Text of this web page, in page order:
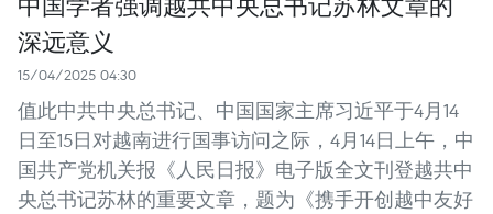
深远意义
15/04/2025 04:30
值此中共中央总书记、中国国家主席习近平于4月14
日至15日对越南进行国事访问之际，4月14日上午，中
国共产党机关报《人民日报》电子版全文刊登越共中
央总书记苏林的重要文章，题为《携手开创越中友好